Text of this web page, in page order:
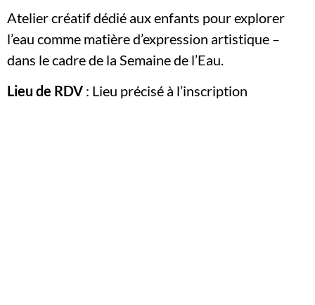
Atelier créatif dédié aux enfants pour explorer
l’eau comme matière d’expression artistique –
dans le cadre de la Semaine de l’Eau.
Lieu de RDV : Lieu précisé à l’inscription